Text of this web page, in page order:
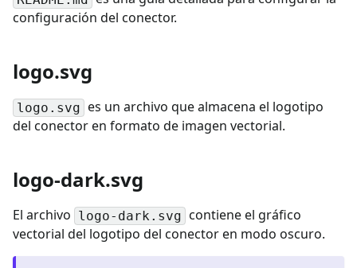
configuración del conector.
logo.svg
logo.svg es un archivo que almacena el logotipo
del conector en formato de imagen vectorial.
logo-dark.svg
El archivo logo-dark.svg contiene el gráfico
vectorial del logotipo del conector en modo oscuro.